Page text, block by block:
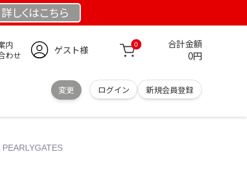
詳しくはこちら
内
わせ
ゲスト様 0 合計金額
0円
変更 ログイン 新規会員登録